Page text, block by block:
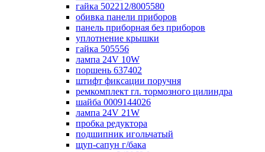
гайка 502212/8005580
обивка панели приборов
панель приборная без приборов
уплотнение крышки
гайка 505556
лампа 24V 10W
поршень 637402
штифт фиксации поручня
ремкомплект гл. тормозного цилиндра
шайба 0009144026
лампа 24V 21W
пробка редуктора
подшипник игольчатый
щуп-сапун г/бака